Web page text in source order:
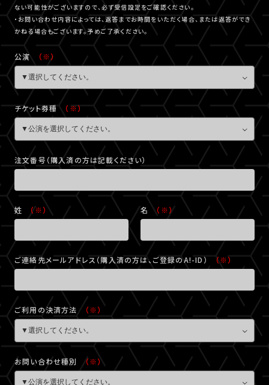
ない可能性がございますので、必ず受信設定をご確認ください。
・お問い合わせ内容によっては、返答までお時間をいただく場合、または返答ができ
かねる場合もございます。予めご了承ください。
公演 （※）
チケット券種 （※）
注文番号（購入済の方は記載ください）
姓 （※） 名（※）
ご連絡先メールアドレス（購入済の方は、ご登録のA!-ID）（※）
ご利用の決済方法 （※）
お問い合わせ種別（※）